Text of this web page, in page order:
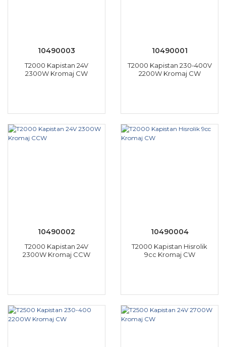
10490003
T2000 Kapistan 24V
2300W Kromaj CW
10490001
T2000 Kapistan 230-400V
2200W Kromaj CW
10490002
T2000 Kapistan 24V
2300W Kromaj CCW
10490004
T2000 Kapistan Hisrolik
9cc Kromaj CW